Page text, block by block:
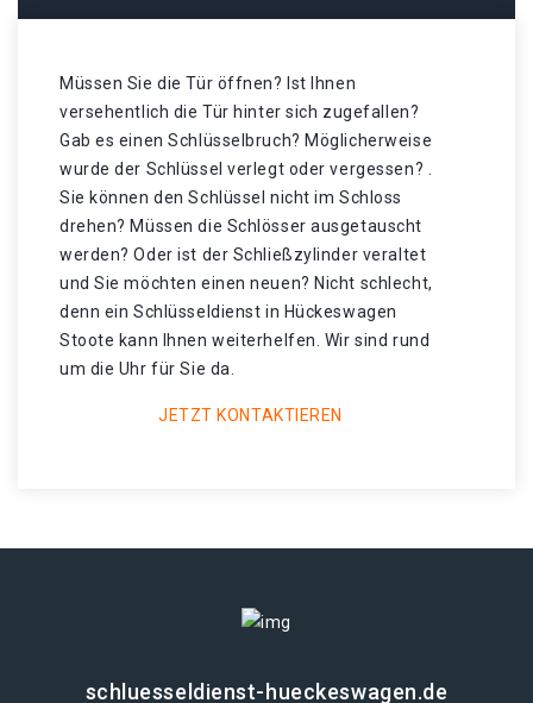
Müssen Sie die Tür öffnen? Ist Ihnen
versehentlich die Tür hinter sich zugefallen?
Gab es einen Schlüsselbruch? Möglicherweise
wurde der Schlüssel verlegt oder vergessen? .
Sie können den Schlüssel nicht im Schloss
drehen? Müssen die Schlösser ausgetauscht
werden? Oder ist der Schließzylinder veraltet
und Sie möchten einen neuen? Nicht schlecht,
denn ein Schlüsseldienst in Hückeswagen
Stoote kann Ihnen weiterhelfen. Wir sind rund
um die Uhr für Sie da.
JETZT KONTAKTIEREN
schluesseldienst-hueckeswagen.de